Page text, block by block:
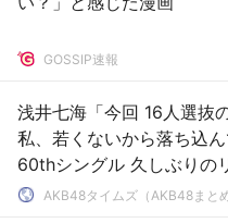
GOSSIP速報
浅井七海「今回 16人選抜
私、若くないから落ち込
60thシングル 久しぶりの
AKB48タイムズ（AKB48まとめ